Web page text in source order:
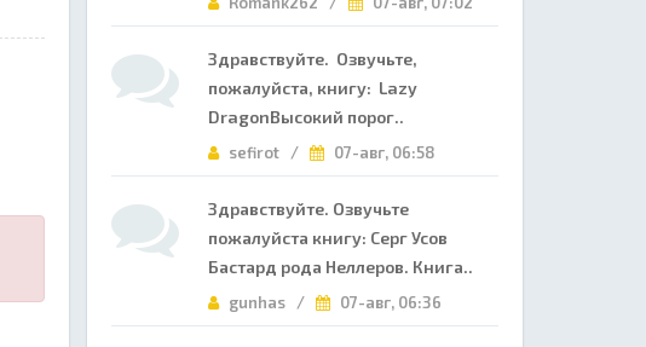
Здравствуйте. Озвучьте,
пожалуйста, книгу: Lazy
DragonВысокий порог..
sefirot / 07-авг, 06:58
Здравствуйте. Озвучьте
пожалуйста книгу: Серг Усов
Бастард рода Неллеров. Книга..
gunhas / 07-авг, 06:36